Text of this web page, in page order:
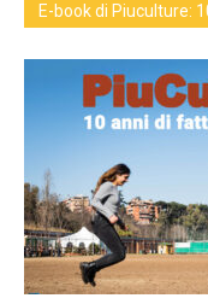
E-book di Piuculture: